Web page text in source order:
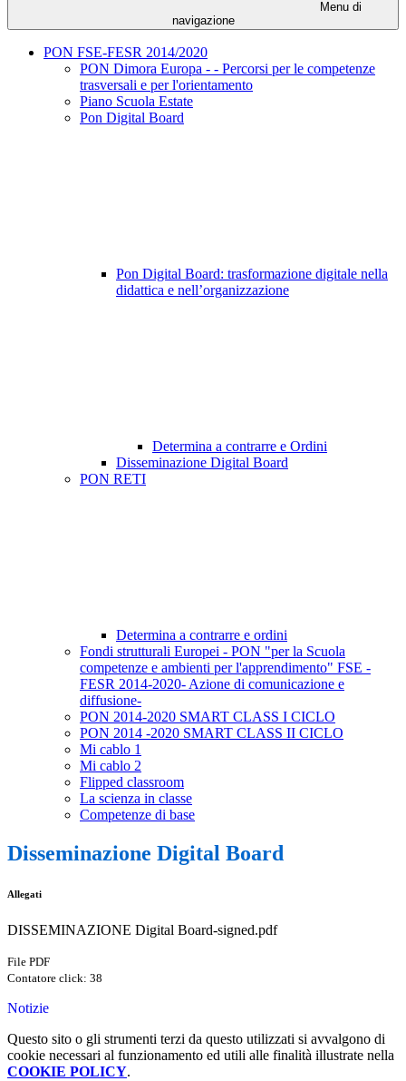
Menu di
navigazione
PON FSE-FESR 2014/2020
PON Dimora Europa - - Percorsi per le competenze
trasversali e per l'orientamento
Piano Scuola Estate
Pon Digital Board
Pon Digital Board: trasformazione digitale nella
didattica e nell’organizzazione
Determina a contrarre e Ordini
Disseminazione Digital Board
PON RETI
Determina a contrarre e ordini
Fondi strutturali Europei - PON "per la Scuola
competenze e ambienti per l'apprendimento" FSE -
FESR 2014-2020- Azione di comunicazione e
diffusione-
PON 2014-2020 SMART CLASS I CICLO
PON 2014 -2020 SMART CLASS II CICLO
Mi cablo 1
Mi cablo 2
Flipped classroom
La scienza in classe
Competenze di base
Disseminazione Digital Board
Allegati
DISSEMINAZIONE Digital Board-signed.pdf
File PDF
Contatore click: 38
Notizie
Questo sito o gli strumenti terzi da questo utilizzati si avvalgono di
cookie necessari al funzionamento ed utili alle finalità illustrate nella
COOKIE POLICY.